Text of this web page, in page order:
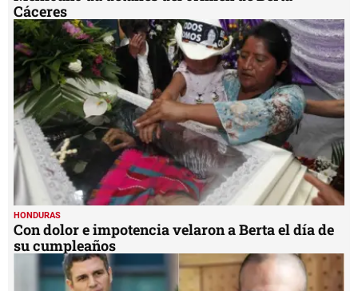
Cáceres
HONDURAS
Con dolor e impotencia velaron a Berta el día de
su cumpleaños